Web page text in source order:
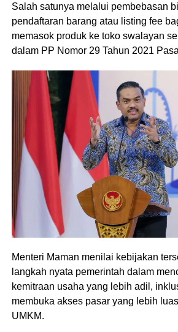
Salah satunya melalui pembebasan
pendaftaran barang atau listing fee
memasok produk ke toko swalayan
dalam PP Nomor 29 Tahun 2021
Menteri Maman menilai kebijakan
langkah nyata pemerintah dalam
kemitraan usaha yang lebih adil,
membuka akses pasar yang lebih
UMKM.